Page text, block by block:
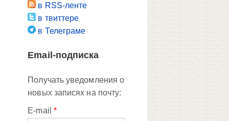
в RSS-ленте
в твиттере
в Телеграме
Email-подписка
Получать уведомления о
новых записях на почту:
E-mail *